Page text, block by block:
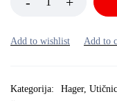
Kategorija: Hager,